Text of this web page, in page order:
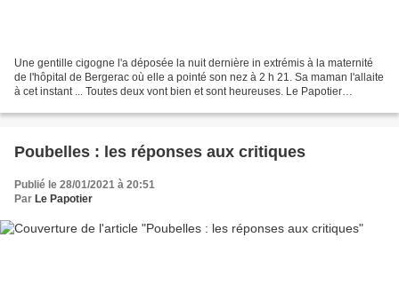
Une gentille cigogne l'a déposée la nuit dernière in extrémis à la maternité
de l'hôpital de Bergerac où elle a pointé son nez à 2 h 21. Sa maman l'allaite
à cet instant ... Toutes deux vont bien et sont heureuses. Le Papotier
Poubelles : les réponses aux critiques
Publié le 28/01/2021 à 20:51
Par Le Papotier